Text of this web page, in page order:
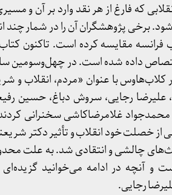
که فارغ از هر نقد وارد بر آن و
برخی پژوهشگران آن را در شمار چند
مقايسه كرده است. تاکنون
داده شده است. در چهل‌وسومین
با عنوان «مردم، انقلاب و
رجایی، سروش دباغ، حسین
غلامرضاکاشی سخنرانی
خصلت خود انقلاب و تأثیر دکتر
چالشی و انتقادی شد. به علت
و آنچه در ادامه می‌خوانید
رجایی.